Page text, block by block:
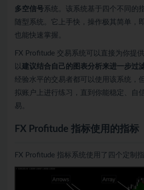
多空信号 系统。该系统基于四个不同的
随型系统。它上手快，操作极其简单，
也能快速掌握。
FX Profitude 交易系统可以直接为你提
以 建议结合自己的图表分析来进一步过
经验水平的交易者都可以使用该系统，
拟账户上进行练习，直到你能稳定、自
易。
FX Profitude 指标使用的指标
FX Profitude 指标系统使用了四个定制指